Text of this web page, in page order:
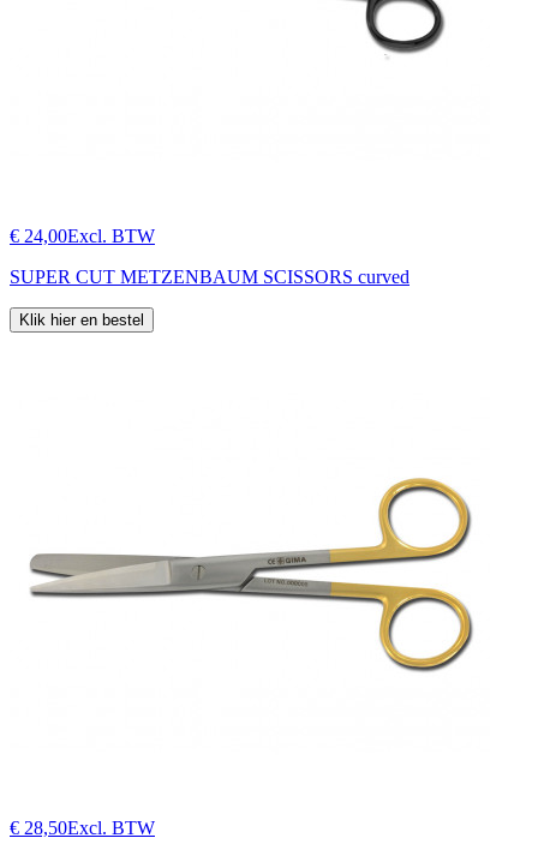
€ 24,00Excl. BTW
SUPER CUT METZENBAUM SCISSORS curved
Klik hier en bestel
€ 28,50Excl. BTW